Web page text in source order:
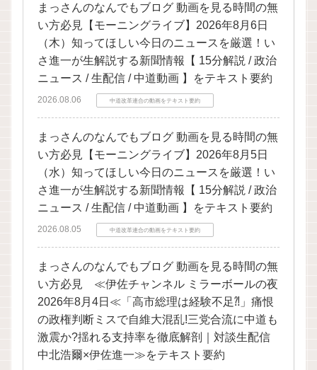
まっさんのなんでもブログ 動画を見る時間の無
い方必見【モーニングライブ】2026年8月6日
（木）知ってほしい今日のニュースを厳選！い
さ進一が生解説する新聞情報【 15分解説 / 政治
ニュース / 生配信 / 中道動画 】をテキスト要約
2026.08.06 中道改革連合の動画をテキスト要約
まっさんのなんでもブログ 動画を見る時間の無
い方必見【モーニングライブ】2026年8月5日
（水）知ってほしい今日のニュースを厳選！い
さ進一が生解説する新聞情報【 15分解説 / 政治
ニュース / 生配信 / 中道動画 】をテキスト要約
2026.08.05 中道改革連合の動画をテキスト要約
まっさんのなんでもブログ 動画を見る時間の無
い方必見 ≪伊佐チャンネル ミラーボールの夜
2026年8月4日≪「高市総理は経験不足⁈」痛恨
の政権判断ミスで自維大混乱!三党合流に中道も
激震か?揺れる支持率を徹底解剖｜対談生配信
中北浩爾×伊佐進一≫をテキスト要約